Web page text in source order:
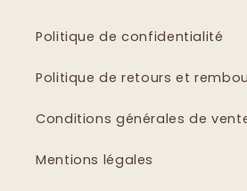
Politique de confidentialité
Politique de retours et
Conditions générales de
Mentions légales